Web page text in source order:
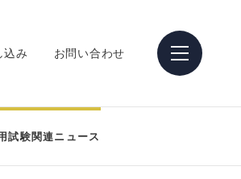
込み お問い合わせ
試験関連ニュース